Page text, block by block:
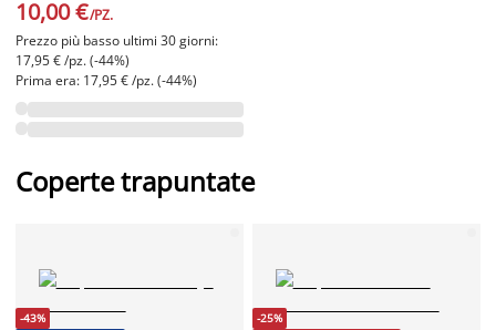
10,00 €/PZ.
Prezzo più basso ultimi 30 giorni:
17,95 € /pz. (-44%)
Prima era: 17,95 € /pz. (-44%)
Coperte trapuntate
-43%
-25%